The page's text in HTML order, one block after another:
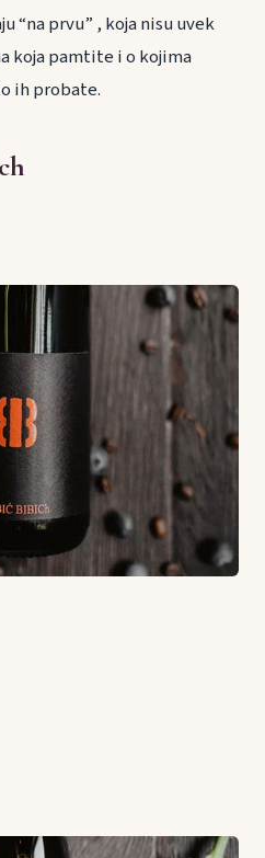
“na prvu” , koja nisu uvek
koja pamtite i o kojima
ih probate.